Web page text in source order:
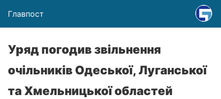
Главпост
Уряд погодив звільнення
очільників Одеської, Луганської
та Хмельницької областей